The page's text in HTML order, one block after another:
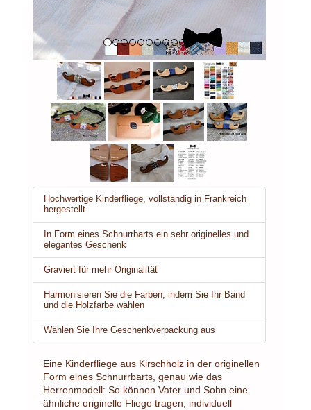
Hochwertige Kinderfliege, vollständig in Frankreich
hergestellt
In Form eines Schnurrbarts ein sehr originelles und
elegantes Geschenk
Graviert für mehr Originalität
Harmonisieren Sie die Farben, indem Sie Ihr Band
und die Holzfarbe wählen
Wählen Sie Ihre Geschenkverpackung aus
Eine Kinderfliege aus Kirschholz in der originellen
Form eines Schnurrbarts, genau wie das
Herrenmodell: So können Vater und Sohn eine
ähnliche originelle Fliege tragen, individuell